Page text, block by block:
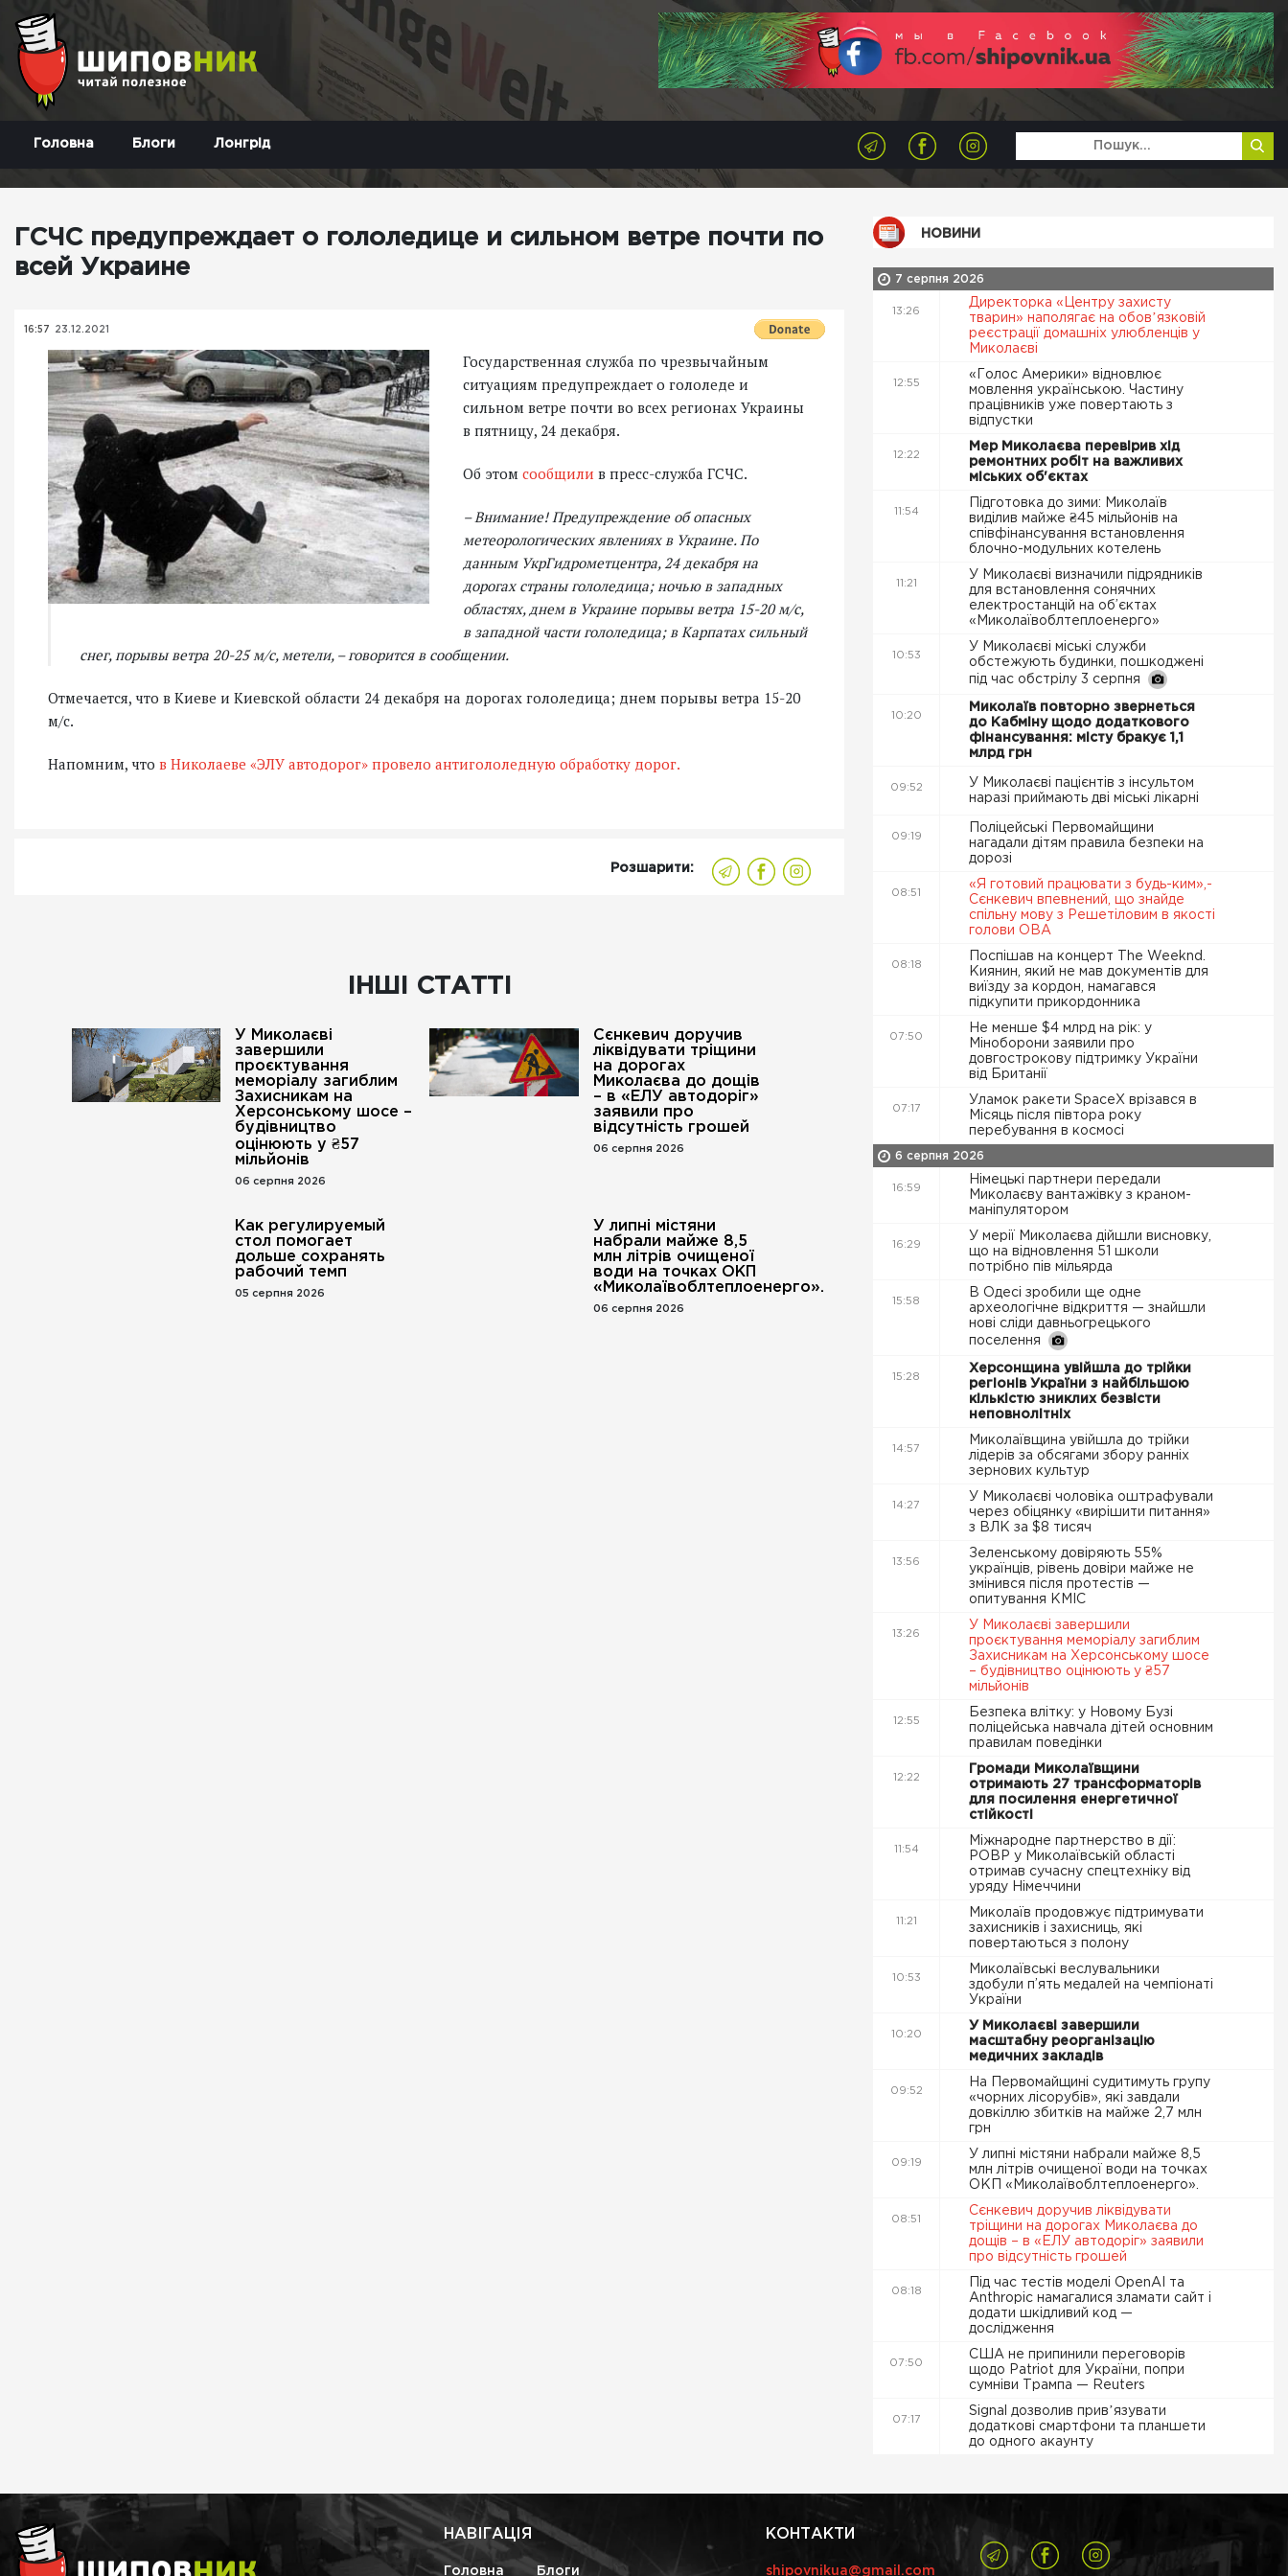
Головна Блоги Лонгрід
ГСЧС предупреждает о гололедице и сильном ветре почти по
всей Украине
16:57 23.12.2021
Государственная служба по чрезвычайным
ситуациям предупреждает о гололеде и
сильном ветре почти во всех регионах Украины
в пятницу, 24 декабря.
Об этом сообщили в пресс-служба ГСЧС.
– Внимание! Предупреждение об опасных
метеорологических явлениях в Украине. По
данным УкрГидрометцентра, 24 декабря на
дорогах страны гололедица; ночью в западных
областях, днем в Украине порывы ветра 15-20 м/с,
в западной части гололедица; в Карпатах сильный
снег, порывы ветра 20-25 м/с, метели, – говорится в сообщении.
Отмечается, что в Киеве и Киевской области 24 декабря на дорогах гололедица; днем порывы ветра 15-20
м/с.
Напомним, что в Николаеве «ЭЛУ автодорог» провело антигололедную обработку дорог.
Розшарити:
ІНШІ СТАТТІ
У Миколаєві
завершили
проєктування
меморіалу загиблим
Захисникам на
Херсонському шосе –
будівництво
оцінюють у ₴57
мільйонів
06 серпня 2026
Сєнкевич доручив
ліквідувати тріщини
на дорогах
Миколаєва до дощів
– в «ЕЛУ автодоріг»
заявили про
відсутність грошей
06 серпня 2026
Как регулируемый
стол помогает
дольше сохранять
рабочий темп
05 серпня 2026
У липні містяни
набрали майже 8,5
млн літрів очищеної
води на точках ОКП
«Миколаївоблтеплоенерго».
06 серпня 2026
НОВИНИ
7 серпня 2026
13:26
Директорка «Центру захисту
тварин» наполягає на обовʼязковій
реєстрації домашніх улюбленців у
Миколаєві
12:55
«Голос Америки» відновлює
мовлення українською. Частину
працівників уже повертають з
відпустки
12:22
Мер Миколаєва перевірив хід
ремонтних робіт на важливих
міських об'єктах
11:54
Підготовка до зими: Миколаїв
виділив майже ₴45 мільйонів на
співфінансування встановлення
блочно-модульних котелень
11:21
У Миколаєві визначили підрядників
для встановлення сонячних
електростанцій на об’єктах
«Миколаївоблтеплоенерго»
10:53
У Миколаєві міські служби
обстежують будинки, пошкоджені
під час обстрілу 3 серпня
10:20
Миколаїв повторно звернеться
до Кабміну щодо додаткового
фінансування: місту бракує 1,1
млрд грн
09:52
У Миколаєві пацієнтів з інсультом
наразі приймають дві міські лікарні
09:19
Поліцейські Первомайщини
нагадали дітям правила безпеки на
дорозі
08:51
«Я готовий працювати з будь-ким»,-
Сєнкевич впевнений, що знайде
спільну мову з Решетіловим в якості
голови ОВА
08:18
Поспішав на концерт The Weeknd.
Киянин, який не мав документів для
виїзду за кордон, намагався
підкупити прикордонника
07:50
Не менше $4 млрд на рік: у
Міноборони заявили про
довгострокову підтримку України
від Британії
07:17
Уламок ракети SpaceX врізався в
Місяць після півтора року
перебування в космосі
6 серпня 2026
16:59
Німецькі партнери передали
Миколаєву вантажівку з краном-
маніпулятором
16:29
У мерії Миколаєва дійшли висновку,
що на відновлення 51 школи
потрібно пів мільярда
15:58
В Одесі зробили ще одне
археологічне відкриття — знайшли
нові сліди давньогрецького
поселення
15:28
Херсонщина увійшла до трійки
регіонів України з найбільшою
кількістю зниклих безвісти
неповнолітніх
14:57
Миколаївщина увійшла до трійки
лідерів за обсягами збору ранніх
зернових культур
14:27
У Миколаєві чоловіка оштрафували
через обіцянку «вирішити питання»
з ВЛК за $8 тисяч
13:56
Зеленському довіряють 55%
українців, рівень довіри майже не
змінився після протестів —
опитування КМІС
13:26
У Миколаєві завершили
проєктування меморіалу загиблим
Захисникам на Херсонському шосе
– будівництво оцінюють у ₴57
мільйонів
12:55
Безпека влітку: у Новому Бузі
поліцейська навчала дітей основним
правилам поведінки
12:22
Громади Миколаївщини
отримають 27 трансформаторів
для посилення енергетичної
стійкості
11:54
Міжнародне партнерство в дії:
РОВР у Миколаївській області
отримав сучасну спецтехніку від
уряду Німеччини
11:21
Миколаїв продовжує підтримувати
захисників і захисниць, які
повертаються з полону
10:53
Миколаївські веслувальники
здобули п’ять медалей на чемпіонаті
України
10:20
У Миколаєві завершили
масштабну реорганізацію
медичних закладів
09:52
На Первомайщині судитимуть групу
«чорних лісорубів», які завдали
довкіллю збитків на майже 2,7 млн
грн
09:19
У липні містяни набрали майже 8,5
млн літрів очищеної води на точках
ОКП «Миколаївоблтеплоенерго».
08:51
Сєнкевич доручив ліквідувати
тріщини на дорогах Миколаєва до
дощів – в «ЕЛУ автодоріг» заявили
про відсутність грошей
08:18
Під час тестів моделі OpenAI та
Anthropic намагалися зламати сайт і
додати шкідливий код —
дослідження
07:50
США не припинили переговорів
щодо Patriot для України, попри
сумніви Трампа — Reuters
07:17
Signal дозволив привʼязувати
додаткові смартфони та планшети
до одного акаунту
НАВІГАЦІЯ
Головна Блоги
КОНТАКТИ
shipovnikua@gmail.com